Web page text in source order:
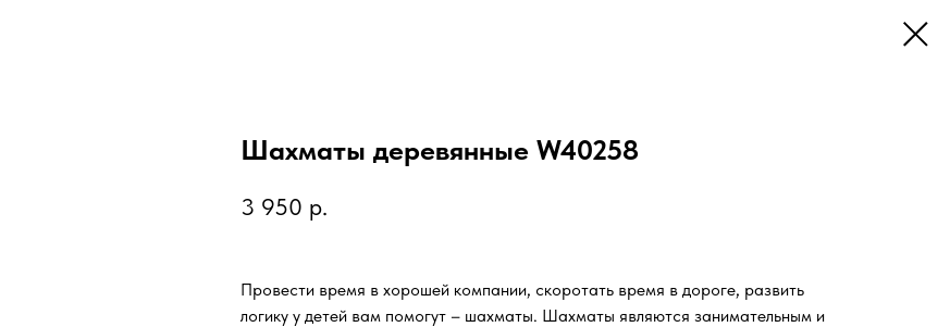
Шахматы деревянные W40258
3 950 р.
Провести время в хорошей компании, скоротать время в дороге, развить
логику у детей вам помогут – шахматы. Шахматы являются занимательным и